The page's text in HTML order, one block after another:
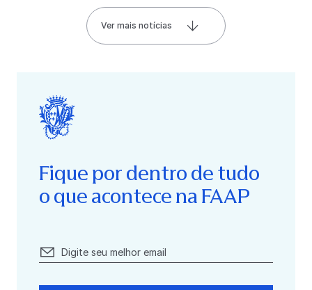
Ver mais notícias
Fique por dentro de tudo
o que acontece na FAAP